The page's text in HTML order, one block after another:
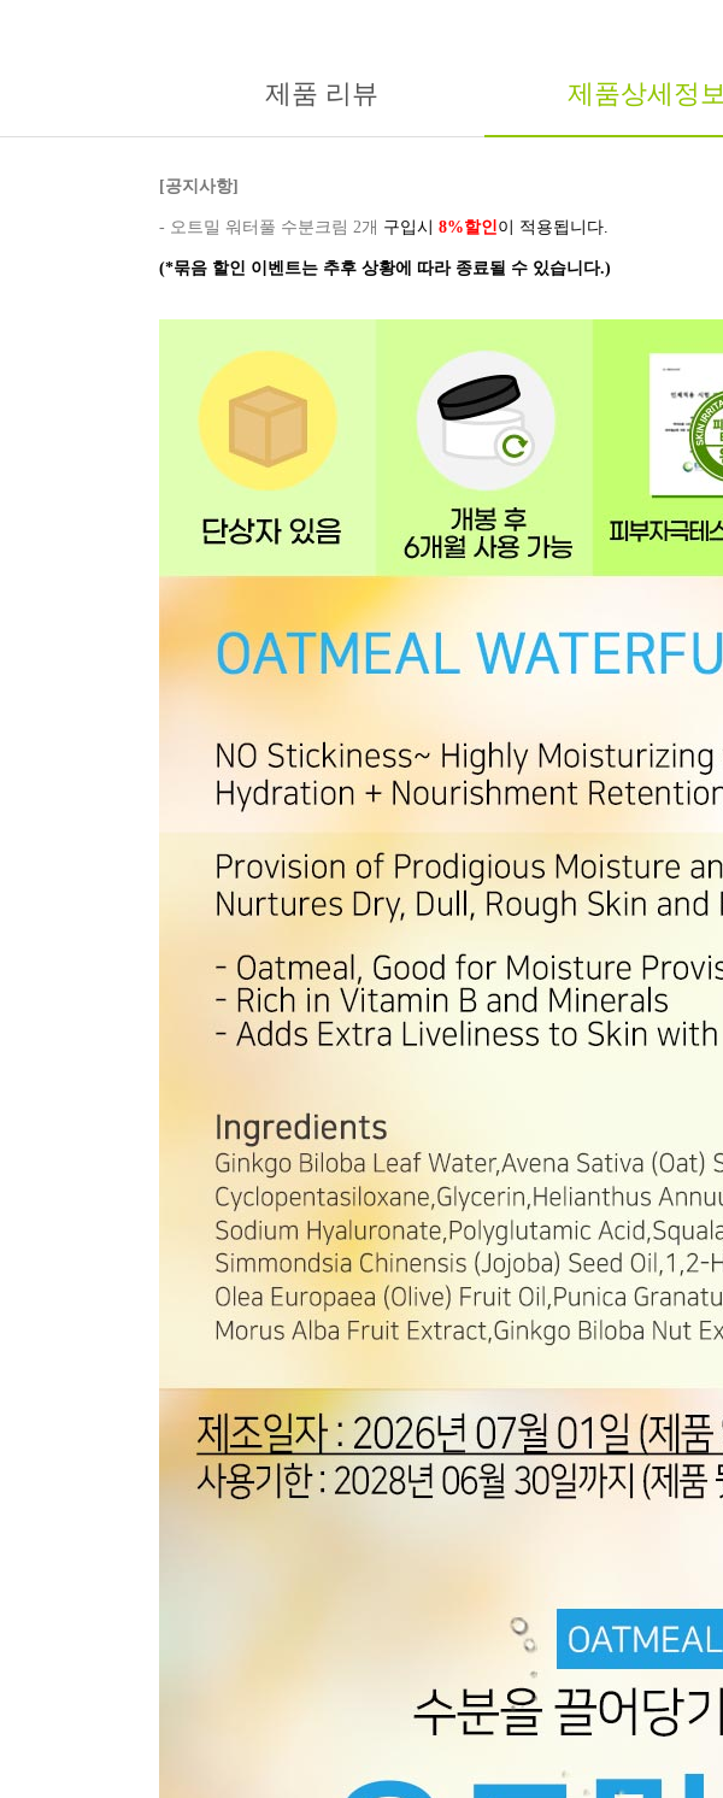
제품 리뷰 제품상세정보
[공지사항]
- 오트밀 워터풀 수분크림 2개 구입시 8%할인 이 적용됩니다.
(*묶음 할인 이벤트는 추후 상황에 따라 종료될 수 있습니다.)